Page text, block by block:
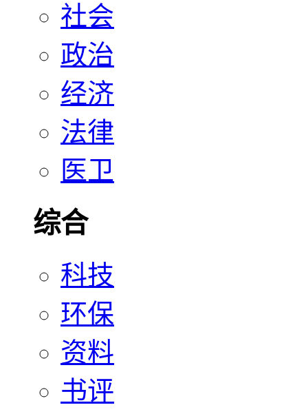
社会
政治
经济
法律
医卫
综合
科技
环保
资料
书评